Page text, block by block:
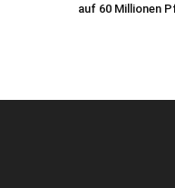
auf 60 Millionen